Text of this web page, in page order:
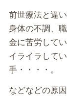
前世療法と違
身体の不調、
金に苦労してい
イライラして
手・・・・。
などなどの原